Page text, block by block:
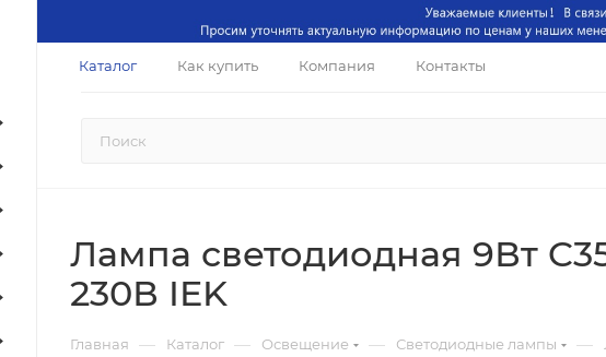
Каталог Как купить Компания Контакты
Лампа светодиодная 9Вт
230В IEK
Главная — Каталог — Освещение — Светодиодные лампы —